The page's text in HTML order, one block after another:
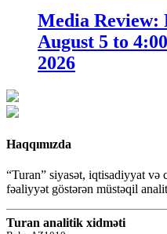
Media Review:
August 5 to
2026
Haqqımızda
“Turan” siyasət, iqtisadiyyat və
fəaliyyət göstərən müstəqil
Turan analitik xidməti